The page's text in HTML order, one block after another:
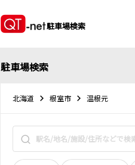
駐車場検索
駐車場検索
北海道 根室市 温根元